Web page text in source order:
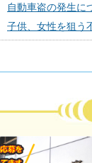
自動車盗の発生に
子供、女性を狙う